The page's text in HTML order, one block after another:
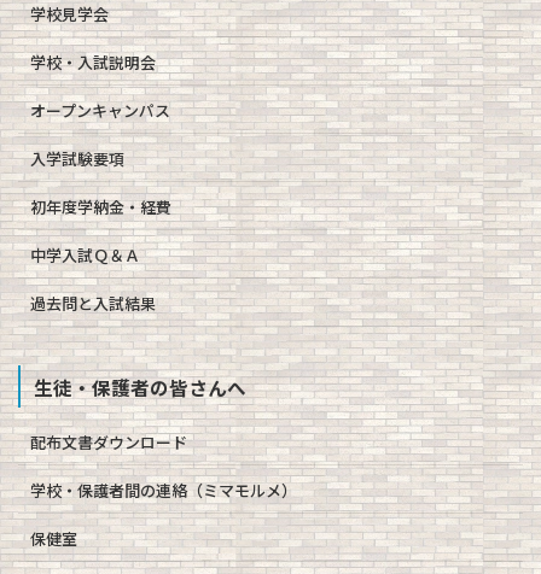
学校見学会
学校・入試説明会
オープンキャンパス
入学試験要項
初年度学納金・経費
中学入試Ｑ＆Ａ
過去問と入試結果
生徒・保護者の皆さんへ
配布文書ダウンロード
学校・保護者間の連絡（ミマモルメ）
保健室